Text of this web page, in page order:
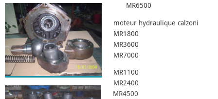
MR6500
moteur hydraulique calzoni
MR1800
MR3600
MR7000
MR1100
MR2400
MR4500